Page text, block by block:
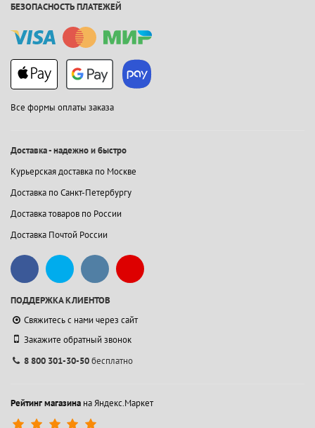
БЕЗОПАСНОСТЬ ПЛАТЕЖЕЙ
Все формы оплаты заказа
Доставка - надежно и быстро
Курьерская доставка по Москве
Доставка по Санкт-Петербургу
Доставка товаров по России
Доставка Почтой России
ПОДДЕРЖКА КЛИЕНТОВ
Свяжитесь с нами через сайт
Закажите обратный звонок
8 800 301-30-50бесплатно
Рейтинг магазина на Яндекс.Маркет